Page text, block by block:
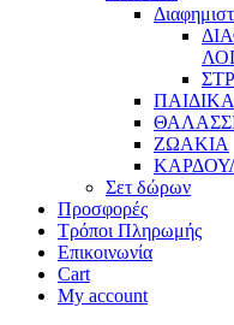
ΖΩΑΚΙΑ
Σετ δώρων
Προσφορές
Τρόποι Πληρωμής
Επικοινωνία
Cart
My account